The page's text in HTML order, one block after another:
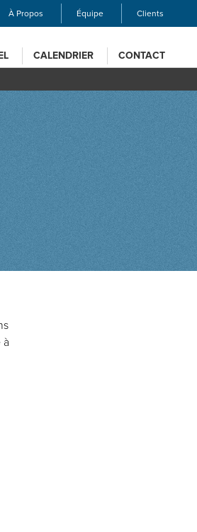
À Propos Équipe Clients
CALENDRIER CONTACT
à